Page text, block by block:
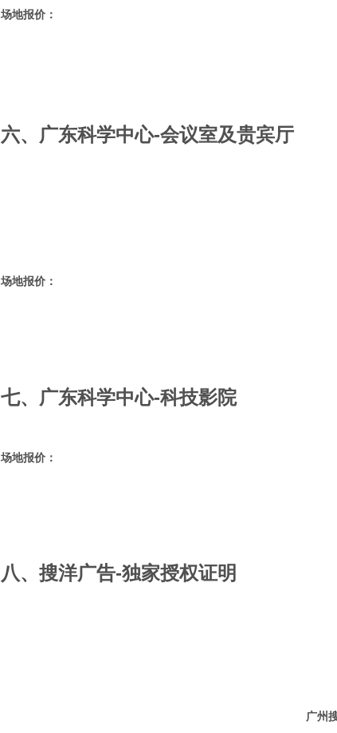
场地报价：
六、广东科学中心-会议室及贵宾厅
场地报价：
七、广东科学中心-科技影院
场地报价：
八、搜洋广告-独家授权证明
广州搜洋广告有限